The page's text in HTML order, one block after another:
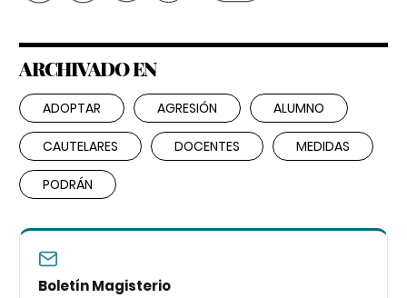
ARCHIVADO EN
ADOPTAR AGRESIÓN ALUMNO
CAUTELARES DOCENTES MEDIDAS
PODRÁN
Boletín Magisterio